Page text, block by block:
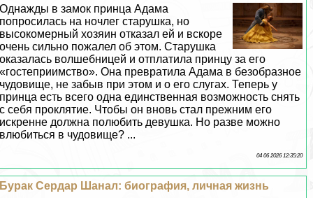
Однажды в замок принца Адама
попросилась на ночлег старушка, но
высокомерный хозяин отказал ей и вскоре
очень сильно пожалел об этом. Старушка
оказалась волшебницей и отплатила принцу за его
«гостеприимство». Она превратила Адама в безобразное
чудовище, не забыв при этом и о его слугах. Теперь у
принца есть всего одна единственная возможность снять
с себя проклятие. Чтобы он вновь стал прежним его
искренне должна полюбить дeвyшка. Но разве можно
влюбиться в чудовище? ...
04 06 2026 12:35:20
Буpaк Сердар Шанал: биография, личная жизнь